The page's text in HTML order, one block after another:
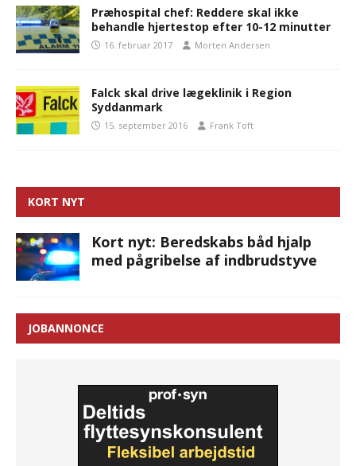
Præhospital chef: Reddere skal ikke
behandle hjertestop efter 10-12 minutter
16. februar 2017 Morten Andersen
Falck skal drive lægeklinik i Region
Syddanmark
15. september 2016 Frank Toft
KORT NYT
Kort nyt: Beredskabs båd hjalp
med pågribelse af indbrudstyve
JOBANNONCE